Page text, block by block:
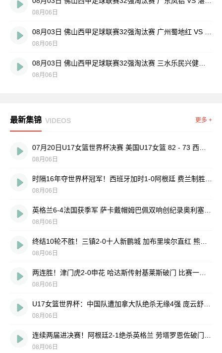
08月06日
08月06日
08月06日
最新集锦 VIDEOS 更多 +
08月06日
08月06日
08月06日
08月06日
08月06日
08月06日
08月06日